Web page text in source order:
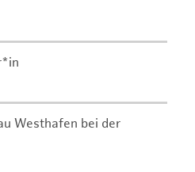
Westhafen bei der